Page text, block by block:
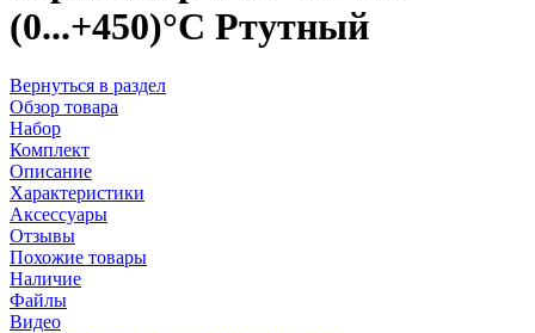
(0...+450)°С Ртутный
Вернуться в раздел
Обзор товара
Набор
Комплект
Описание
Характеристики
Аксессуары
Отзывы
Похожие товары
Наличие
Файлы
Видео